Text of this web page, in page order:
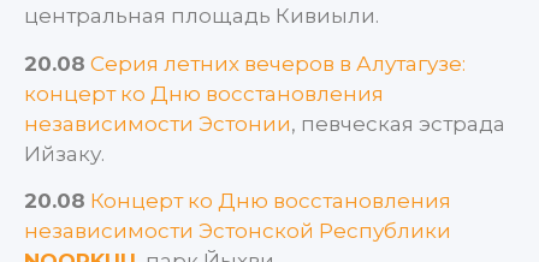
центральная площадь Кивиыли.
20.08 Серия летних вечеров в Алутагузе:
концерт ко Дню восстановления
независимости Эстонии, певческая эстрада
Ийзаку.
20.08 Концерт ко Дню восстановления
независимости Эстонской Республики